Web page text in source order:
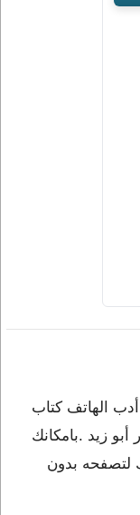
أدب الهاتف كتاب
زيد .بامكانك
لتصفحه بدون